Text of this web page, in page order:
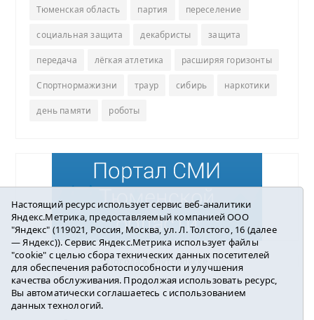
Тюменская область партия переселение
социальная защита декабристы защита
передача лёгкая атлетика расширяя горизонты
Спортнормажизни траур сибирь наркотики
день памяти роботы
Погода в Ялуторовске
Настоящий ресурс использует сервис веб-аналитики
Яндекс.Метрика, предоставляемый компанией ООО
"Яндекс" (119021, Россия, Москва, ул. Л. Толстого, 16 (далее
— Яндекс)). Сервис Яндекс.Метрика использует файлы
"cookie" с целью сбора технических данных посетителей
для обеспечения работоспособности и улучшения
качества обслуживания. Продолжая использовать ресурс,
Вы автоматически соглашаетесь с использованием
данных технологий.